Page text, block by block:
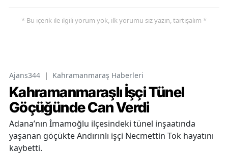
* Bu içerik ile ilgili yorum yok, ilk yorumu siz yazın, tartışalım *
Ajans344 | Kahramanmaraş Haberleri
Kahramanmaraşlı İşçi Tünel
Göçüğünde Can Verdi
Adana’nın İmamoğlu ilçesindeki tünel inşaatında
yaşanan göçükte Andırınlı işçi Necmettin Tok hayatını
kaybetti.